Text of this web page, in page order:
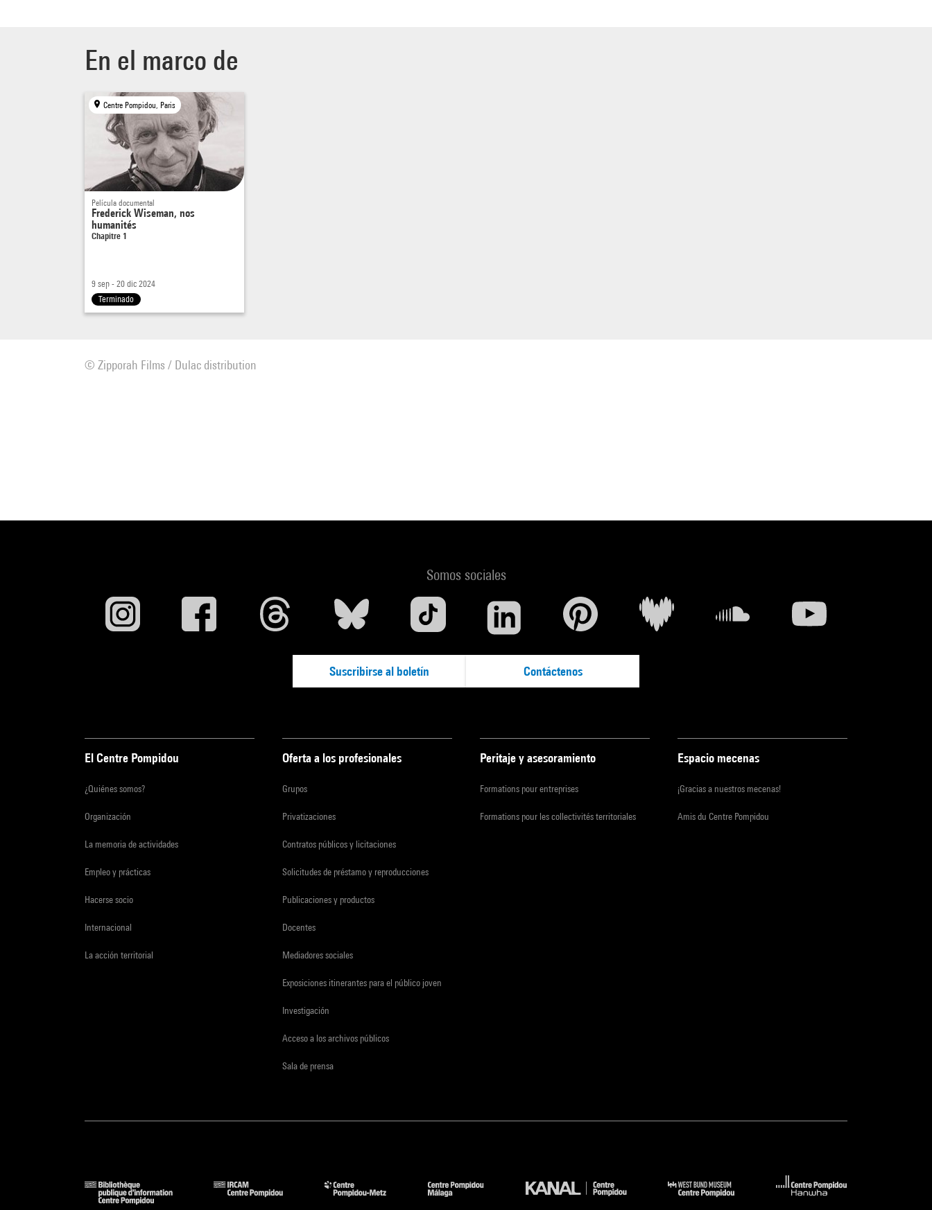
En el marco de
Centre Pompidou, Paris
Película documental
Frederick Wiseman, nos
humanités
Chapitre 1
9 sep - 20 dic 2024
Terminado
© Zipporah Films / Dulac distribution
Somos sociales
Suscribirse al boletín Contáctenos
El Centre Pompidou
¿Quiénes somos?
Organización
La memoria de actividades
Empleo y prácticas
Hacerse socio
Internacional
La acción territorial
Oferta a los profesionales
Grupos
Privatizaciones
Contratos públicos y licitaciones
Solicitudes de préstamo y reproducciones
Publicaciones y productos
Docentes
Mediadores sociales
Exposiciones itinerantes para el público joven
Investigación
Acceso a los archivos públicos
Sala de prensa
Peritaje y asesoramiento
Formations pour entreprises
Formations pour les collectivités territoriales
Espacio mecenas
¡Gracias a nuestros mecenas!
Amis du Centre Pompidou